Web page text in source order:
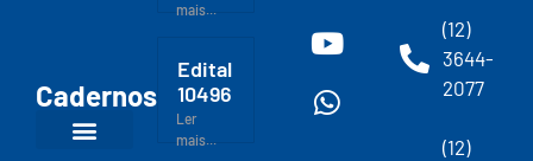
Cadernos
mais...
Edital
10496
Ler
mais...
(12)
3644-
2077
(12)